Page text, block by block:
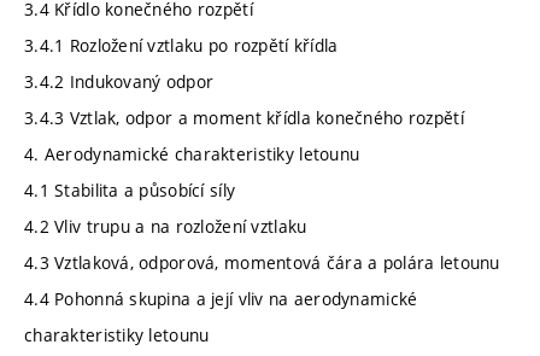
3.4 Křídlo konečného rozpětí
3.4.1 Rozložení vztlaku po rozpětí křídla
3.4.2 Indukovaný odpor
3.4.3 Vztlak, odpor a moment křídla konečného rozpětí
4. Aerodynamické charakteristiky letounu
4.1 Stabilita a působící síly
4.2 Vliv trupu a na rozložení vztlaku
4.3 Vztlaková, odporová, momentová čára a polára letounu
4.4 Pohonná skupina a její vliv na aerodynamické
charakteristiky letounu